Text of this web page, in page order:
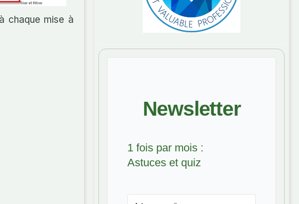
chaque mise à
Newsletter
1 fois par mois :
Astuces et quiz